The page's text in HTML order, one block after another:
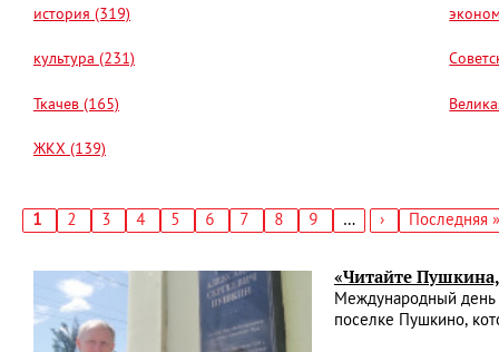
история (319)
культура (231)
Ткачев (165)
ЖКХ (139)
Текущая
1 Страница
2 Страница
3 Страница
4 Страница
5 Страница
6 Страница
7 Страница
8 Страница
9 …
Следующая
›
Последняя
Последняя »
«Читайте
Международный день
поселке Пушкино,